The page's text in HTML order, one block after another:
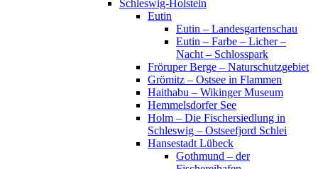
Schleswig-Holstein
Eutin
Eutin – Landesgartenschau
Eutin – Farbe – Licher –
Nacht – Schlosspark
Fröruper Berge – Naturschutzgebiet
Grömitz – Ostsee in Flammen
Haithabu – Wikinger Museum
Hemmelsdorfer See
Holm – Die Fischersiedlung in
Schleswig – Ostseefjord Schlei
Hansestadt Lübeck
Gothmund – der